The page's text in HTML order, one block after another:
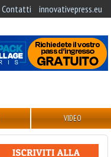
Contatti innovativepress.eu
VIDEO